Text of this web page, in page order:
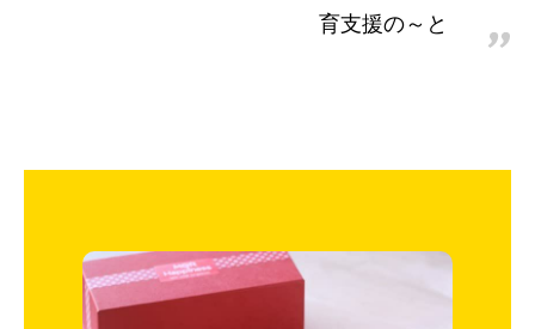
育支援の～と